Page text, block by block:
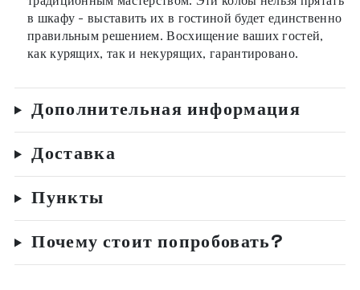
в шкафу - выставить их в гостиной будет единственно
правильным решением. Восхищение ваших гостей,
как курящих, так и некурящих, гарантировано.
Дополнительная информация
Доставка
Пункты
Почему стоит попробовать?